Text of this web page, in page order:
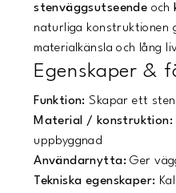
stenväggsutseende och
naturliga konstruktionen
materialkänsla och lång
Egenskaper &
Funktion: Skapar ett
Material / konstruktion:
uppbyggnad
Användarnytta: Ger
Tekniska egenskaper: